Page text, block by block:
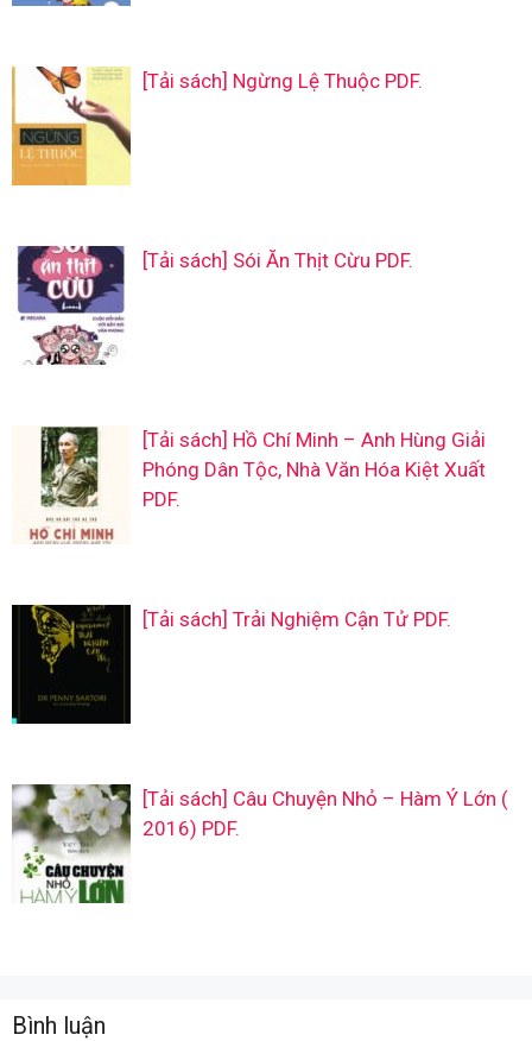
[Tải sách] Ngừng Lệ Thuộc PDF.
[Tải sách] Sói Ăn Thịt Cừu PDF.
[Tải sách] Hồ Chí Minh – Anh Hùng Giải
Phóng Dân Tộc, Nhà Văn Hóa Kiệt Xuất
PDF.
[Tải sách] Trải Nghiệm Cận Tử PDF.
[Tải sách] Câu Chuyện Nhỏ – Hàm Ý Lớn (
2016) PDF.
Bình luận